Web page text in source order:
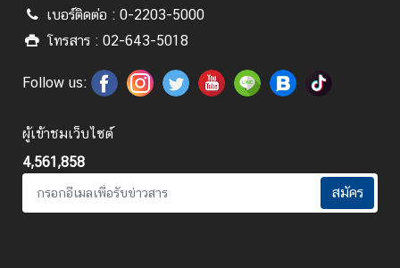
แ
ล
อื่
ๆ
T
h
เบอร์ติดต่อ : 0-2203-5000
โทรสาร : 02-643-5018
Follow us:
ผู้เข้าชมเว็บไซต์
4,561,858
สมัคร